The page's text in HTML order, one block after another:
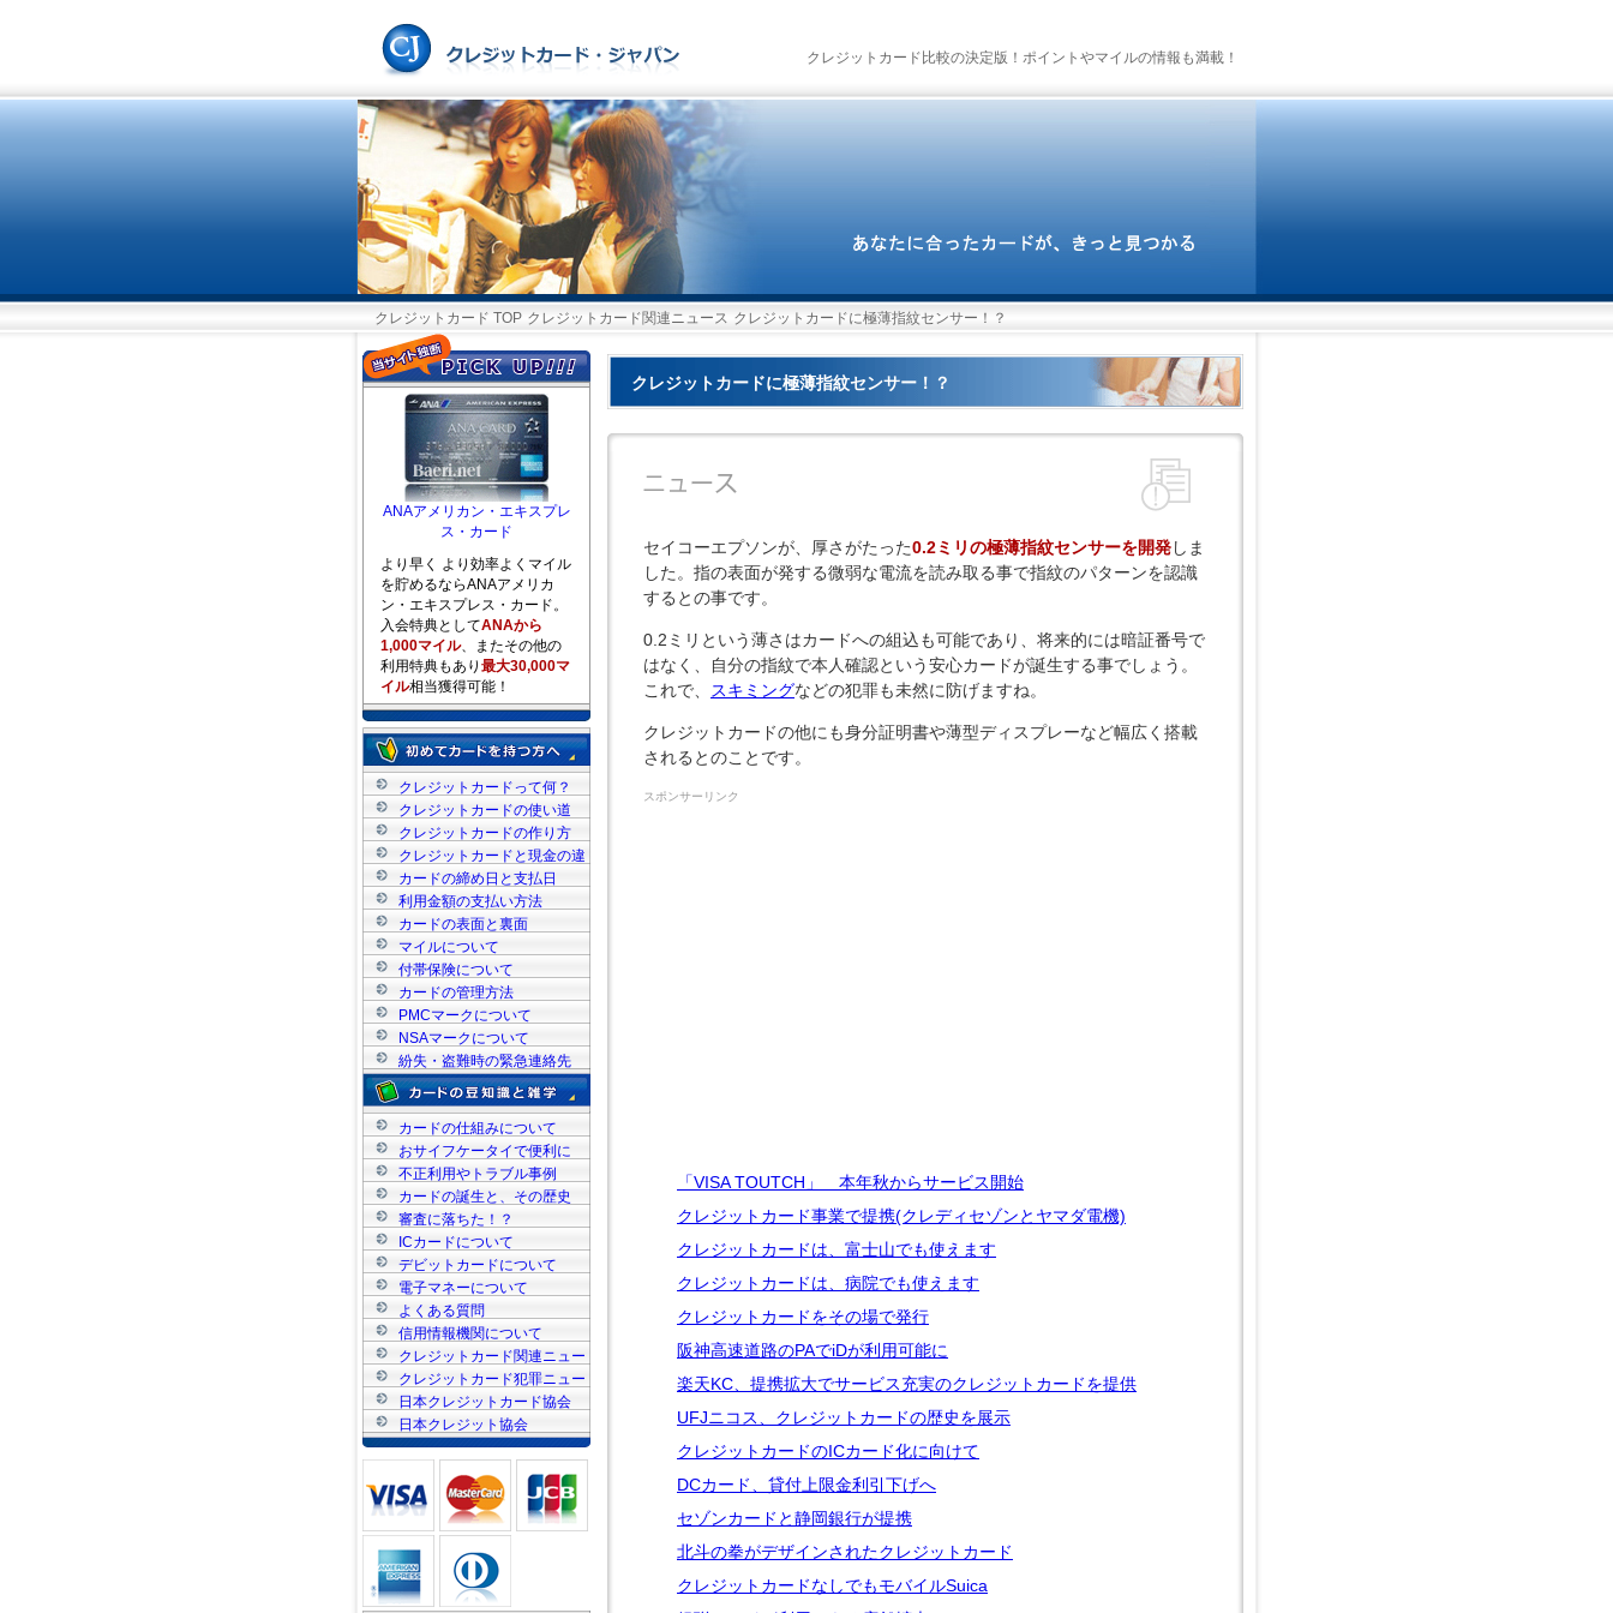
クレジットカード比較の決定版！ポイントやマイルの情報も満載！
クレジットカード TOP クレジットカード関連ニュース クレジットカードに極薄指紋センサー！？
クレジットカードに極薄指紋センサー！？
セイコーエプソンが、厚さがたった0.2ミリの極薄指紋センサーを開発しま
した。指の表面が発する微弱な電流を読み取る事で指紋のパターンを認識
するとの事です。
0.2ミリという薄さはカードへの組込も可能であり、将来的には暗証番号で
はなく、自分の指紋で本人確認という安心カードが誕生する事でしょう。
これで、
スキミングなどの犯罪も未然に防げますね。
クレジットカードの他にも身分証明書や薄型ディスプレーなど幅広く搭載
されるとのことです。
スポンサーリンク
「VISA TOUTCH」 本年秋からサービス開始
クレジットカード事業で提携(クレディセゾンとヤマダ電機)
クレジットカードは、富士山でも使えます
クレジットカードは、病院でも使えます
クレジットカードをその場で発行
阪神高速道路のPAでiDが利用可能に
楽天KC、提携拡大でサービス充実のクレジットカードを提供
UFJニコス、クレジットカードの歴史を展示
クレジットカードのICカード化に向けて
DCカード、貸付上限金利引下げへ
セゾンカードと静岡銀行が提携
北斗の拳がデザインされたクレジットカード
クレジットカードなしでもモバイルSuica
ANAアメリカン・エキスプレ
ス・カード
より早く より効率よくマイル
を貯めるならANAアメリカ
ン・エキスプレス・カード。
入会特典としてANAから
1,000マイル、またその他の
利用特典もあり 最大30,000マ
イル相当獲得可能！
クレジットカードって何？
クレジットカードの使い道
クレジットカードの作り方
クレジットカードと現金の違
い
カードの締め日と支払日
利用金額の支払い方法
カードの表面と裏面
マイルについて
付帯保険について
カードの管理方法
PMCマークについて
NSAマークについて
紛失・盗難時の緊急連絡先
カードの仕組みについて
おサイフケータイで便利に
不正利用やトラブル事例
カードの誕生と、その歴史
審査に落ちた！？
ICカードについて
デビットカードについて
電子マネーについて
よくある質問
信用情報機関について
クレジットカード関連ニュー
ス
クレジットカード犯罪ニュー
ス
日本クレジットカード協会
日本クレジット協会